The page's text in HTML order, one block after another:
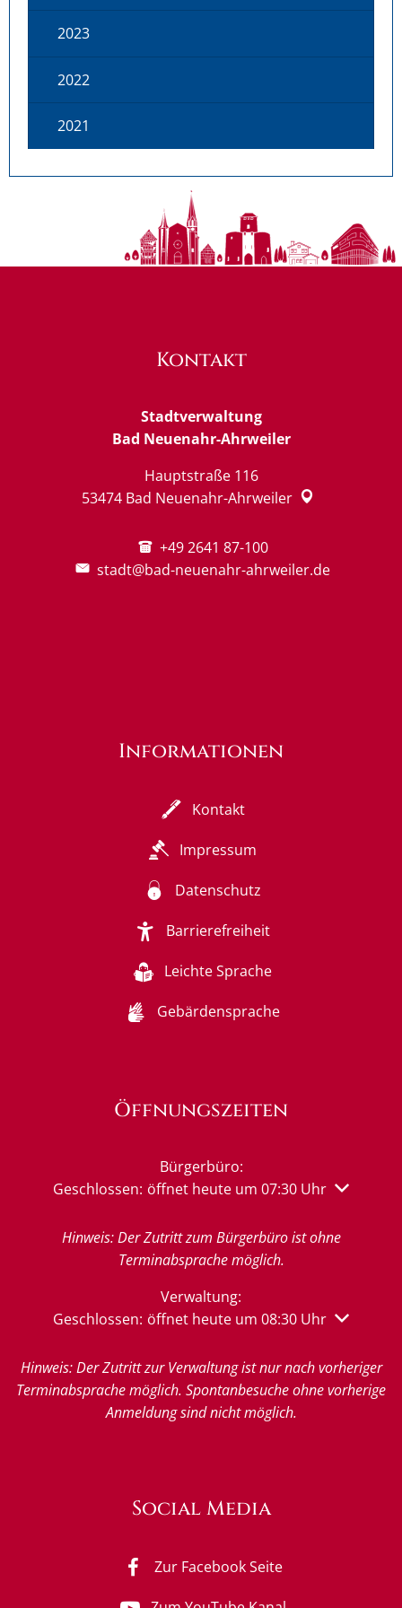
2023
2022
2021
Kontakt
Stadtverwaltung
Bad Neuenahr-Ahrweiler
Hauptstraße 116
53474 Bad Neuenahr-Ahrweiler
+49 2641 87-100
stadt@bad-neuenahr-ahrweiler.de
Informationen
Kontakt
Impressum
Datenschutz
Barrierefreiheit
Leichte Sprache
Gebärdensprache
Öffnungszeiten
Bürgerbüro:
Klicken, um weitere Öffnungs- oder Schließzeiten
Geschlossen: öffnet heute um 07:30 Uhr
Hinweis: Der Zutritt zum Bürgerbüro ist ohne
Terminabsprache möglich.
Verwaltung:
Klicken, um weitere Öffnungs- oder Schließzeiten
Geschlossen: öffnet heute um 08:30 Uhr
Hinweis: Der Zutritt zur Verwaltung ist nur nach vorheriger
Terminabsprache möglich. Spontanbesuche ohne vorherige
Anmeldung sind nicht möglich.
Social Media
Zur Facebook Seite